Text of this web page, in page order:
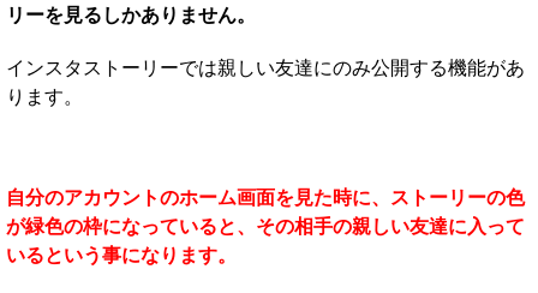
リーを見るしかありません。
インスタストーリーでは親しい友達にのみ公開する機能があ
ります。
自分のアカウントのホーム画面を見た時に、ストーリーの色
が緑色の枠になっていると、その相手の親しい友達に入って
いるという事になります。